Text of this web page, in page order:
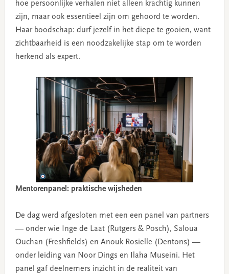
hoe persoonlijke verhalen niet alleen krachtig kunnen
zijn, maar ook essentieel zijn om gehoord te worden.
Haar boodschap: durf jezelf in het diepe te gooien, want
zichtbaarheid is een noodzakelijke stap om te worden
herkend als expert.
Mentorenpanel: praktische wijsheden
De dag werd afgesloten met een een panel van partners
— onder wie Inge de Laat (Rutgers & Posch), Saloua
Ouchan (Freshfields) en Anouk Rosielle (Dentons) —
onder leiding van Noor Dings en Ilaha Museini. Het
panel gaf deelnemers inzicht in de realiteit van